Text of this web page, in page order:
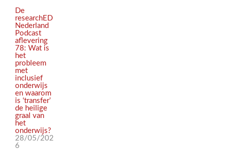
De
researchED
Nederland
Podcast
aflevering
78: Wat is
het
probleem
met
inclusief
onderwijs
en waarom
is ‘transfer’
de heilige
graal van
het
onderwijs?
28/05/202
6